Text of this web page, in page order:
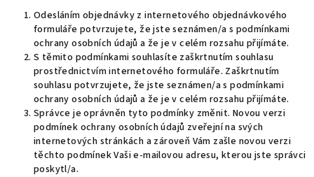
Odesláním objednávky z internetového objednávkového
formuláře potvrzujete, že jste seznámen/a s podmínkami
ochrany osobních údajů a že je v celém rozsahu přijímáte.
S těmito podmínkami souhlasíte zaškrtnutím souhlasu
prostřednictvím internetového formuláře. Zaškrtnutím
souhlasu potvrzujete, že jste seznámen/a s podmínkami
ochrany osobních údajů a že je v celém rozsahu přijímáte.
Správce je oprávněn tyto podmínky změnit. Novou verzi
podmínek ochrany osobních údajů zveřejní na svých
internetových stránkách a zároveň Vám zašle novou verzi
těchto podmínek Vaši e-mailovou adresu, kterou jste správci
poskytl/a.